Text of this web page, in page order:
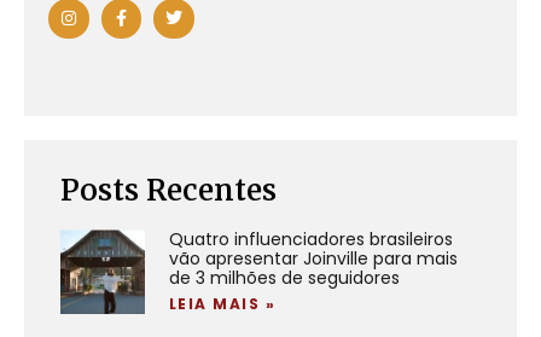
Posts Recentes
Quatro influenciadores brasileiros
vão apresentar Joinville para mais
de 3 milhões de seguidores
LEIA MAIS »